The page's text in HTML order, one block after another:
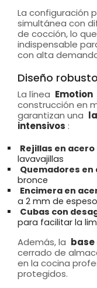
La configuración
simultánea con
de cocción, lo
indispensable
con alta
Diseño
La línea Emotion
construcción en
garantizan una
intensivos :
Rejillas en
lavavajillas
Quemadores en
bronce
Encimera en
a 2 mm de
Cubas con
para facilitar la
Además, la
cerrado de
en la cocina
protegidos.